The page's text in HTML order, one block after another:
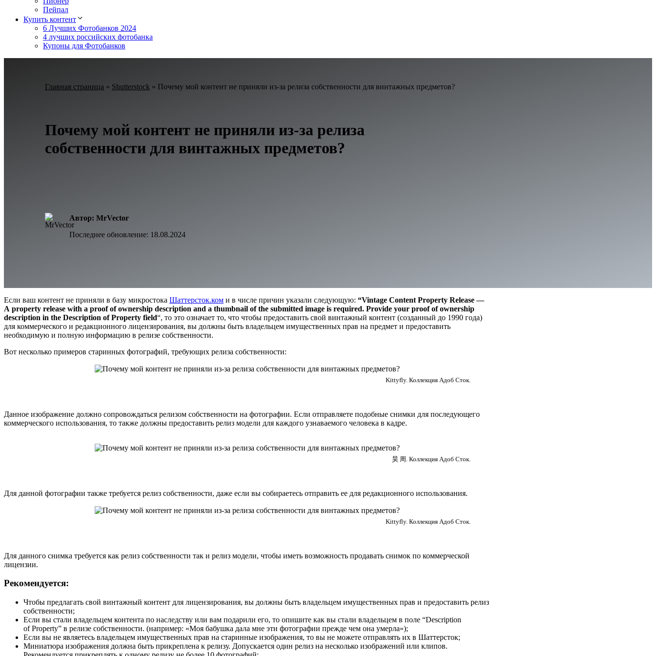
Пейпал
Купить контент
6 Лучших Фотобанков 2024
4 лучших российских фотобанка
Купоны для Фотобанков
Главная страница » Shutterstock » Почему мой контент не приняли из-за релиза собственности для винтажных предметов?
Почему мой контент не приняли из-за релиза
собственности для винтажных предметов?
Автор: MrVector
Последнее обновление: 18.08.2024
Если ваш контент не приняли в базу микростока Шаттерсток.ком и в числе причин указали следующую: “Vintage Content Property Release —
A property release with a proof of ownership description and a thumbnail of the submitted image is required. Provide your proof of ownership
description in the Description of Property field“, то это означает то, что чтобы предоставить свой винтажный контент (созданный до 1990 года)
для коммерческого и редакционного лицензирования, вы должны быть владельцем имущественных прав на предмет и предоставить
необходимую и полную информацию в релизе собственности.
Вот несколько примеров старинных фотографий, требующих релиза собственности:
Kittyfly. Коллекция Адоб Сток.
Данное изображение должно сопровождаться релизом собственности на фотографии. Если отправляете подобные снимки для последующего
коммерческого использования, то также должны предоставить релиз модели для каждого узнаваемого человека в кадре.
昊 周. Коллекция Адоб Сток.
Для данной фотографии также требуется релиз собственности, даже если вы собираетесь отправить ее для редакционного использования.
Kittyfly. Коллекция Адоб Сток.
Для данного снимка требуется как релиз собственности так и релиз модели, чтобы иметь возможность продавать снимок по коммерческой
лицензии.
Рекомендуется:
Чтобы предлагать свой винтажный контент для лицензирования, вы должны быть владельцем имущественных прав и предоставить релиз
собственности;
Если вы стали владельцем контента по наследству или вам подарили его, то опишите как вы стали владельцем в поле “Description
of Property” в релизе собственности. (например: «Моя бабушка дала мне эти фотографии прежде чем она умерла»);
Если вы не являетесь владельцем имущественных прав на старинные изображения, то вы не можете отправлять их в Шаттерсток;
Миниатюра изображения должна быть прикреплена к релизу. Допускается один релиз на несколько изображений или клипов.